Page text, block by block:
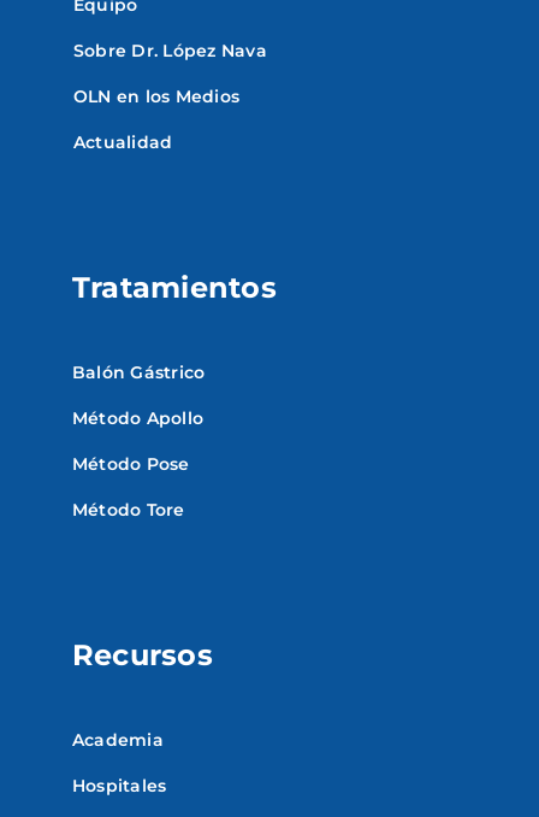
Equipo
Sobre Dr. López Nava
OLN en los Medios
Actualidad
Tratamientos
Balón Gástrico
Método Apollo
Método Pose
Método Tore
Recursos
Academia
Hospitales